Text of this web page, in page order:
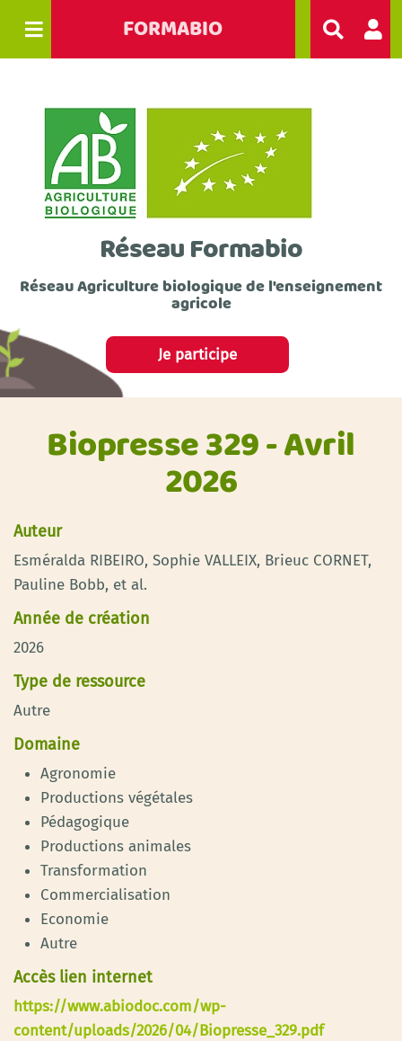
FORMABIO
Réseau Formabio
Réseau Agriculture biologique de l'enseignement
agricole
Je participe
Biopresse 329 - Avril
2026
Auteur
Esméralda RIBEIRO, Sophie VALLEIX, Brieuc CORNET,
Pauline Bobb, et al.
Année de création
2026
Type de ressource
Autre
Domaine
Agronomie
Productions végétales
Pédagogique
Productions animales
Transformation
Commercialisation
Economie
Autre
Accès lien internet
https://www.abiodoc.com/wp-
content/uploads/2026/04/Biopresse_329.pdf